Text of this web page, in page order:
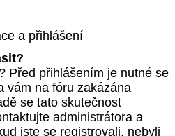
a přihlášení
Před přihlášením je nutné se
vám na fóru zakázána
se tato skutečnost
administrátora a
jste se registrovali, nebyli